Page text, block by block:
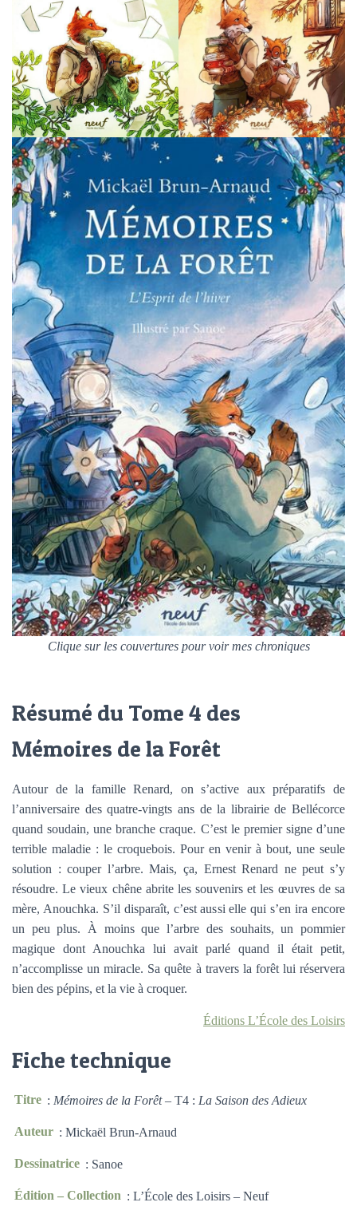
Clique sur les couvertures pour voir mes chroniques
Résumé du Tome 4 des
Mémoires de la Forêt
Autour de la famille Renard, on s’active aux préparatifs de
l’anniversaire des quatre-vingts ans de la librairie de Bellécorce
quand soudain, une branche craque. C’est le premier signe d’une
terrible maladie : le croquebois. Pour en venir à bout, une seule
solution : couper l’arbre. Mais, ça, Ernest Renard ne peut s’y
résoudre. Le vieux chêne abrite les souvenirs et les œuvres de sa
mère, Anouchka. S’il disparaît, c’est aussi elle qui s’en ira encore
un peu plus. À moins que l’arbre des souhaits, un pommier
magique dont Anouchka lui avait parlé quand il était petit,
n’accomplisse un miracle. Sa quête à travers la forêt lui réservera
bien des pépins, et la vie à croquer.
Éditions L’École des Loisirs
Fiche technique
Titre : Mémoires de la Forêt– T4 : La Saison des Adieux
Auteur : Mickaël Brun-Arnaud
Dessinatrice : Sanoe
Édition – Collection : L’École des Loisirs – Neuf